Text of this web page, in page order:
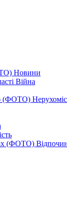
Новини
Війна
(ФОТО)
(ФОТО)